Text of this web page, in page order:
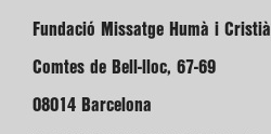
Fundació Missatge Humà i Cristià
Comtes de Bell-lloc, 67-69
08014 Barcelona